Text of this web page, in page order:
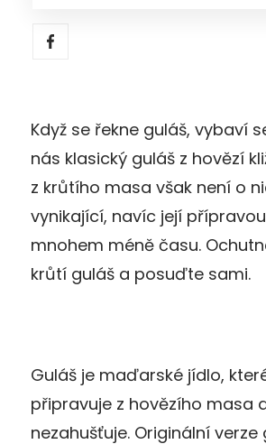
Když se řekne guláš, vybaví
nás klasický guláš z hovězí
z krůtího masa však není o
vynikající, navíc její
mnohem méně času.
krůtí guláš a posuďte sami.
Guláš je maďarské jídlo,
připravuje z hovězího masa
nezahušťuje. Originální